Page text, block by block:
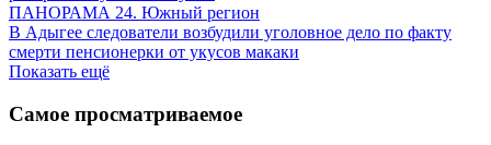
ПАНОРАМА 24. Южный регион
В Адыгее следователи возбудили уголовное дело по факту
смерти пенсионерки от укусов макаки
Показать ещё
Самое просматриваемое